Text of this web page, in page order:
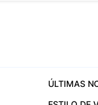
ÚLTIMAS